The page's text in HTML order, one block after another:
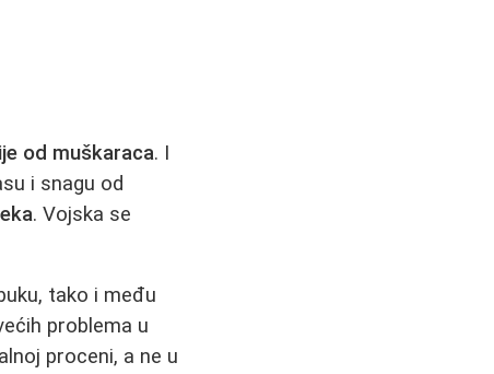
od muškaraca. I
i snagu od
. Vojska se
tako i među
problema u
proceni, a ne u